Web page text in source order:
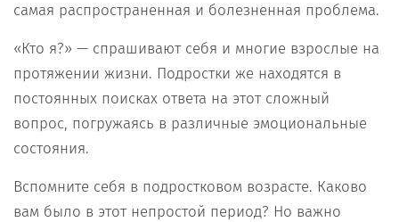
самая распространенная и болезненная проблема.
«Кто я?» — спрашивают себя и многие взрослые на
протяжении жизни. Подростки же находятся в
постоянных поисках ответа на этот сложный
вопрос, погружаясь в различные эмоциональные
состояния.
Вспомните себя в подростковом возрасте. Каково
вам было в этот непростой период? Но важно